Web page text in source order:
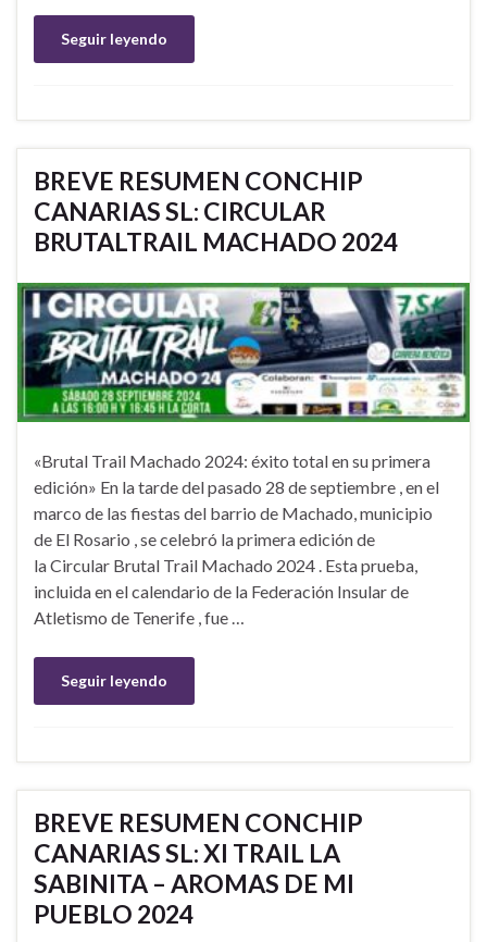
Seguir leyendo
BREVE RESUMEN CONCHIP
CANARIAS SL: CIRCULAR
BRUTALTRAIL MACHADO 2024
«Brutal Trail Machado 2024: éxito total en su primera
edición» En la tarde del pasado 28 de septiembre , en el
marco de las fiestas del barrio de Machado, municipio
de El Rosario , se celebró la primera edición de
la Circular Brutal Trail Machado 2024 . Esta prueba,
incluida en el calendario de la Federación Insular de
Atletismo de Tenerife , fue …
Seguir leyendo
BREVE RESUMEN CONCHIP
CANARIAS SL: XI TRAIL LA
SABINITA – AROMAS DE MI
PUEBLO 2024